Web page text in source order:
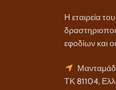
Η εταιρεία
εφοδίων και
ΤΚ 81104,